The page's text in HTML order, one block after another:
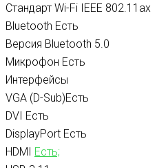
Стандарт Wi-Fi IEEE 802.11aх
Bluetooth Есть
Версия Bluetooth 5.0
Микрофон Есть
Интерфейсы
VGA (D-Sub)Есть
DVI Есть
DisplayPort Есть
HDMI Есть;